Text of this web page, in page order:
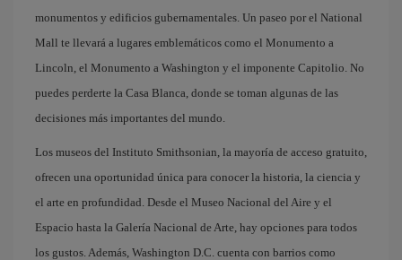
monumentos y edificios gubernamentales. Un paseo por el National
Mall te llevará a lugares emblemáticos como el Monumento a
Lincoln, el Monumento a Washington y el imponente Capitolio. No
puedes perderte la Casa Blanca, donde se toman algunas de las
decisiones más importantes del mundo.
Los museos del Instituto Smithsonian, la mayoría de acceso gratuito,
ofrecen una oportunidad única para conocer la historia, la ciencia y
el arte en profundidad. Desde el Museo Nacional del Aire y el
Espacio hasta la Galería Nacional de Arte, hay opciones para todos
los gustos. Además, Washington D.C. cuenta con barrios como